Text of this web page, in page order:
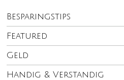
Besparingstips
Featured
Geld
Handig & Verstandig